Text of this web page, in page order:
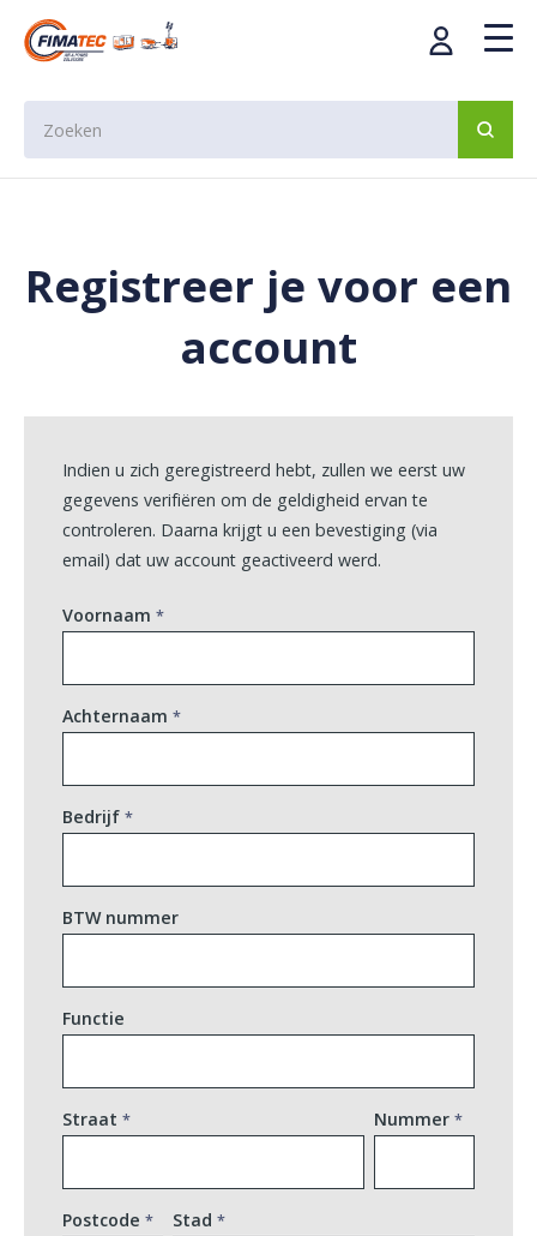
Registreer je voor een
account
Indien u zich geregistreerd hebt, zullen we eerst uw
gegevens verifiëren om de geldigheid ervan te
controleren. Daarna krijgt u een bevestiging (via
email) dat uw account geactiveerd werd.
Voornaam
Achternaam
Bedrijf
BTW nummer
Functie
Straat Nummer
Postcode Stad